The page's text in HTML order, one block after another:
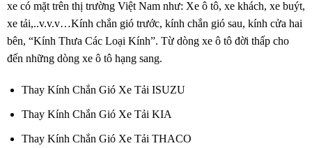
xe có mặt trên thị trường Việt Nam như: Xe ô tô, xe khách, xe buýt,
xe tải,..v.v.v…Kính chắn gió trước, kính chắn gió sau, kính cửa hai
bên, “Kính Thưa Các Loại Kính”. Từ dòng xe ô tô đời thấp cho
đến những dòng xe ô tô hạng sang.
Thay Kính Chắn Gió Xe Tải ISUZU
Thay Kính Chắn Gió Xe Tải KIA
Thay Kính Chắn Gió Xe Tải THACO